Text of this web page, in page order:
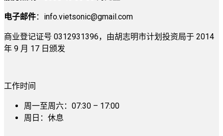
电子邮件： info.vietsonic@gmail.com
商业登记证号 0312931396，由胡志明市计划投资局于 2014
年 9 月 17 日颁发
工作时间
周一至周六：07:30 – 17:00
周日：休息